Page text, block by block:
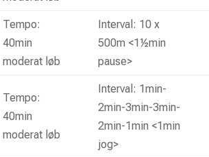
Tempo:
40min
moderat løb
Interval: 10 x
500m <1½min
pause>
Tempo:
40min
moderat løb
Interval: 1min-
2min-3min-3min-
2min-1min <1min
jog>